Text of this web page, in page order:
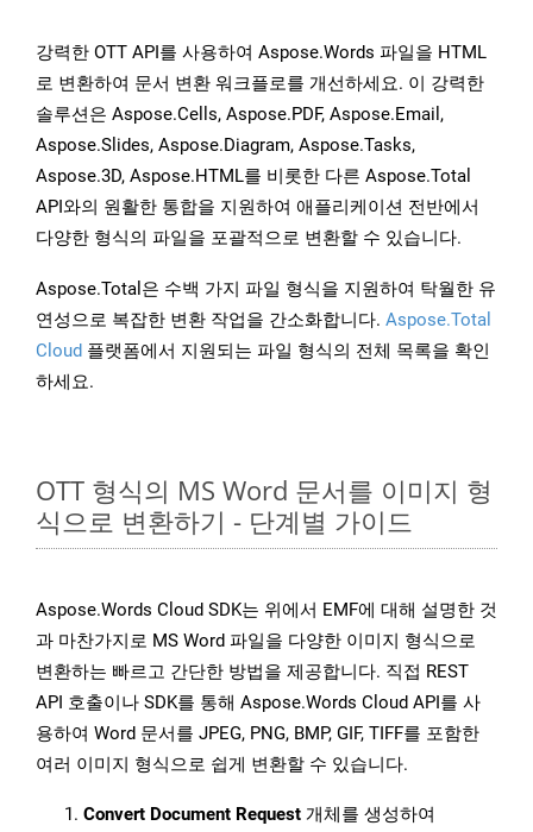
강력한 OTT API를 사용하여 Aspose.Words 파일을 HTML
로 변환하여 문서 변환 워크플로를 개선하세요. 이 강력한
솔루션은 Aspose.Cells, Aspose.PDF, Aspose.Email,
Aspose.Slides, Aspose.Diagram, Aspose.Tasks,
Aspose.3D, Aspose.HTML를 비롯한 다른 Aspose.Total
API와의 원활한 통합을 지원하여 애플리케이션 전반에서
다양한 형식의 파일을 포괄적으로 변환할 수 있습니다.
Aspose.Total은 수백 가지 파일 형식을 지원하여 탁월한 유
연성으로 복잡한 변환 작업을 간소화합니다. Aspose.Total
Cloud 플랫폼에서 지원되는 파일 형식의 전체 목록을 확인
하세요.
OTT 형식의 MS Word 문서를 이미지 형
식으로 변환하기 - 단계별 가이드
Aspose.Words Cloud SDK는 위에서 EMF에 대해 설명한 것
과 마찬가지로 MS Word 파일을 다양한 이미지 형식으로
변환하는 빠르고 간단한 방법을 제공합니다. 직접 REST
API 호출이나 SDK를 통해 Aspose.Words Cloud API를 사
용하여 Word 문서를 JPEG, PNG, BMP, GIF, TIFF를 포함한
여러 이미지 형식으로 쉽게 변환할 수 있습니다.
Convert Document Request 개체를 생성하여